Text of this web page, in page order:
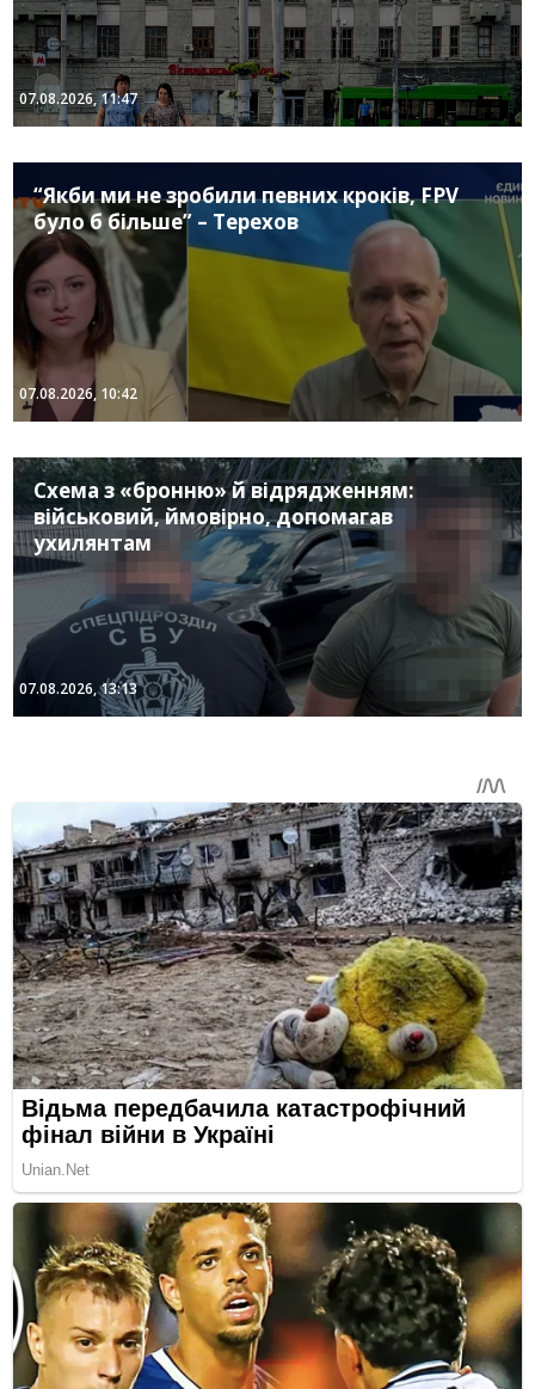
07.08.2026, 11:47
“Якби ми не зробили певних кроків, FPV
було б більше” – Терехов
07.08.2026, 10:42
Схема з «бронню» й відрядженням:
військовий, ймовірно, допомагав
ухилянтам
07.08.2026, 13:13